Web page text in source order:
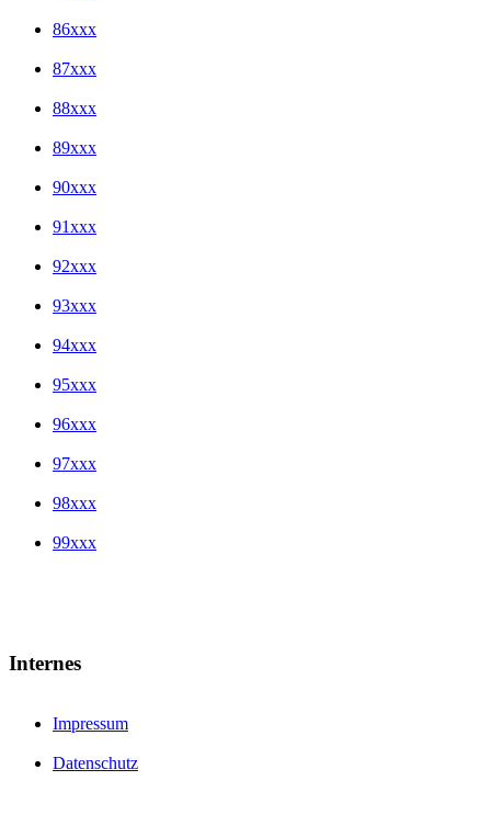
86xxx
87xxx
88xxx
89xxx
90xxx
91xxx
92xxx
93xxx
94xxx
95xxx
96xxx
97xxx
98xxx
99xxx
Internes
Impressum
Datenschutz